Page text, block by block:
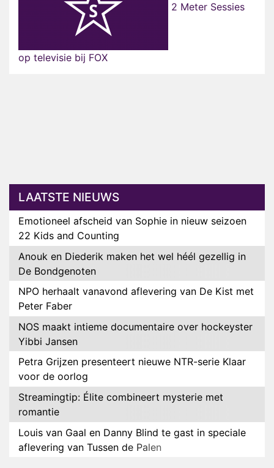
2 Meter Sessies
op televisie bij FOX
LAATSTE NIEUWS
Emotioneel afscheid van Sophie in nieuw seizoen
22 Kids and Counting
Anouk en Diederik maken het wel héél gezellig in
De Bondgenoten
NPO herhaalt vanavond aflevering van De Kist met
Peter Faber
NOS maakt intieme documentaire over hockeyster
Yibbi Jansen
Petra Grijzen presenteert nieuwe NTR-serie Klaar
voor de oorlog
Streamingtip: Élite combineert mysterie met
romantie
Louis van Gaal en Danny Blind te gast in speciale
aflevering van Tussen de Palen